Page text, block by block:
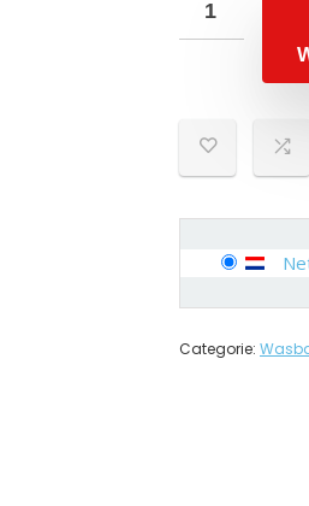
Categorie: